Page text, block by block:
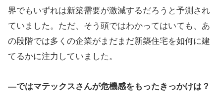
界でもいずれは新築需要が激減するだろうと予測され
ていました。ただ、そう頭ではわかってはいても、あ
の段階では多くの企業がまだまだ新築住宅を如何に建
てるかに注力していました。
―ではマテックスさんが危機感をもったきっかけは？